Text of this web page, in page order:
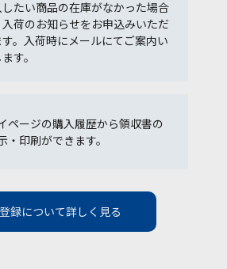
したい商品の在庫がなかった場合
入荷のお知らせをお申込みいただ
す。入荷時にメールにてご案内い
す。
ページの購入履歴から領収書の
・印刷ができます。
録について詳しく見る